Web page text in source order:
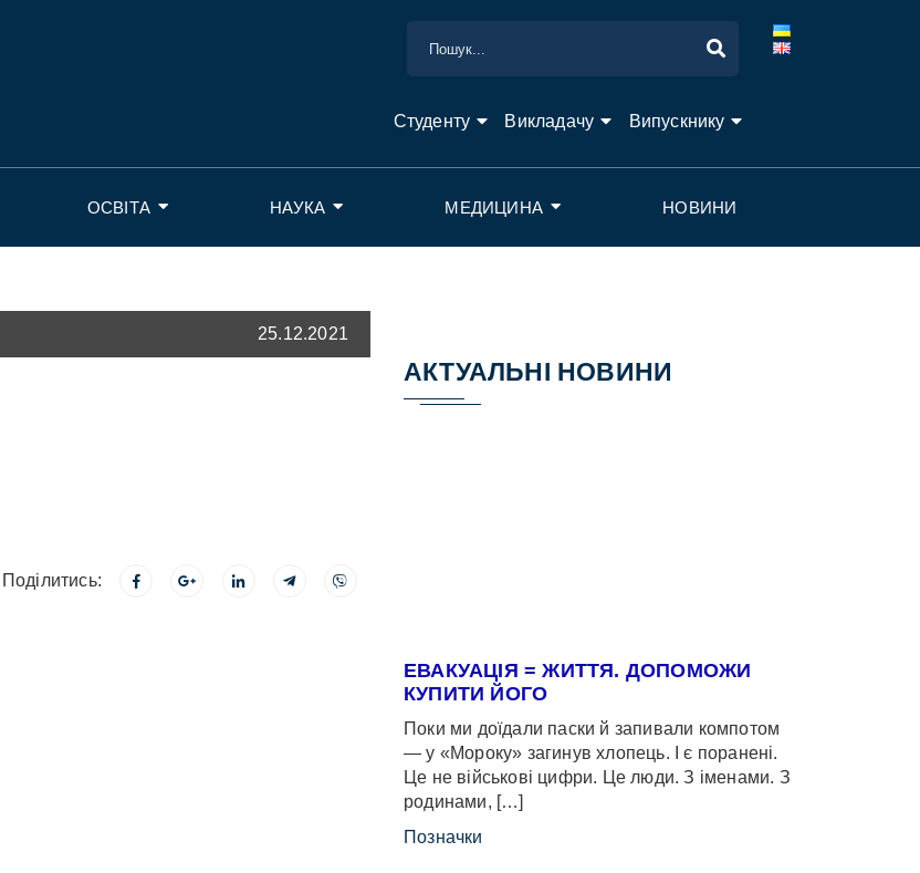
Студенту Викладачу Випускнику
ОСВІТА НАУКА МЕДИЦИНА НОВИНИ
25.12.2021
Поділитись:
АКТУАЛЬНІ НОВИНИ
ЕВАКУАЦІЯ = ЖИТТЯ. ДОПОМОЖИ
КУПИТИ ЙОГО
Поки ми доїдали паски й запивали компотом
— у «Мороку» загинув хлопець. І є поранені.
Це не військові цифри. Це люди. З іменами. З
родинами, […]
Позначки